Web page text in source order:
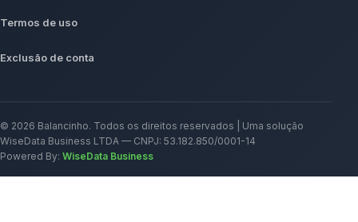
Termos de uso
Exclusão de conta
© 2026 Balancinho. Todos os direitos reservados | Uma solução
WiseData Business LTDA — CNPJ: 53.182.850/0001-14
Powered By: WiseData Business